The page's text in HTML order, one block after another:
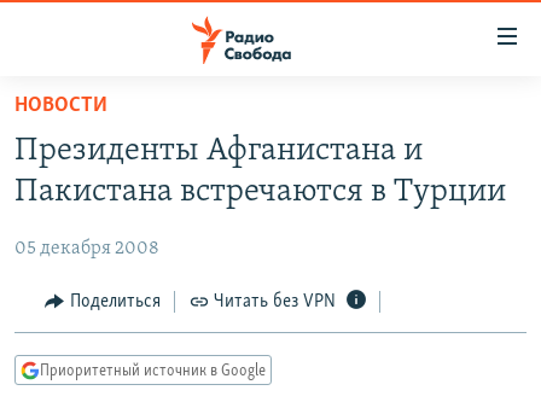
упрощенного
доступа
Вернуться
основному
Вернутся
главной
навигации
ПОДКАСТЫ
АВТОРСКИЕ ПРОЕКТЫ
ЦИТАТЫ СВОБОДЫ
МНЕНИЯ
IDEL.РЕАЛИИ
НОВОСТИ
Президенты Афганистана и
Пакистана встречаются в Турции
05 декабря 2008
Поделиться Читать без VPN
Приоритетный источник в Google